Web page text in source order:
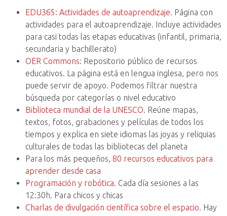
EDU365: Actividades de autoaprendizaje. Página con
actividades para el autoaprendizaje. Incluye actividades
para casi todas las etapas educativas (infantil, primaria,
secundaria y bachillerato)
OER Commons: Repositorio público de recursos
educativos. La página está en lengua inglesa, pero nos
puede servir de apoyo. Podemos filtrar nuestra
búsqueda por categorías o nivel educativo
Biblioteca mundial de la UNESCO. Reúne mapas,
textos, fotos, grabaciones y películas de todos los
tiempos y explica en siete idiomas las joyas y reliquias
culturales de todas las bibliotecas del planeta
Para los más pequeños, 80 recursos educativos para
aprender desde casa
Programación y robótica. Cada día sesiones a las
12:30h. Para chicos y chicas
Charlas de divulgación científica sobre el espacio. Hay